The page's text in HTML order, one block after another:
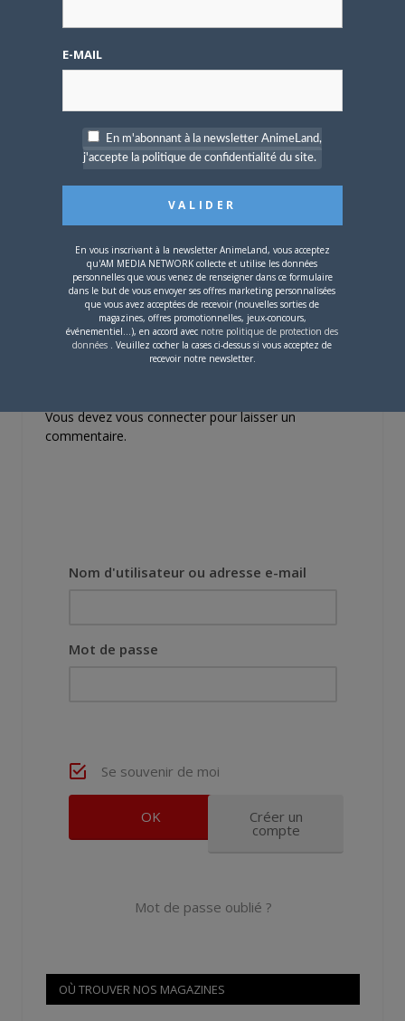
Digimon en préparation
4 JUILLET 2026 0
[Entretien] Mokochan : «
Lors des prémices du
projet, il était déjà
demandé de suivre au
mieux le manga
Vous devezvous connecterpour laisser un
commentaire.
Nom d'utilisateur ou adresse e-mail
Mot de passe
Se souvenir de moi
Créer un
compte
Mot de passe oublié ?
OÙ TROUVER NOS MAGAZINES
E-MAIL
En m'abonnant à la newsletter AnimeLand,
j'accepte la politique de confidentialité du site.
En vous inscrivant à la newsletter AnimeLand, vous acceptez
qu'AM MEDIA NETWORK collecte et utilise les données
personnelles que vous venez de renseigner dans ce formulaire
dans le but de vous envoyer ses offres marketing personnalisées
que vous avez acceptées de recevoir (nouvelles sorties de
magazines, offres promotionnelles, jeux-concours,
événementiel...), en accord avec notre politique de protection des
données . Veuillez cocher la cases ci-dessus si vous acceptez de
recevoir notre newsletter.